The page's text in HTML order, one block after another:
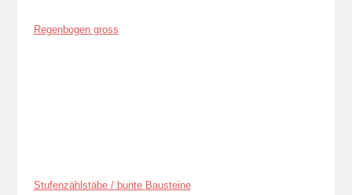
Regenbogen gross
Stufenzählstäbe / bunte Bausteine